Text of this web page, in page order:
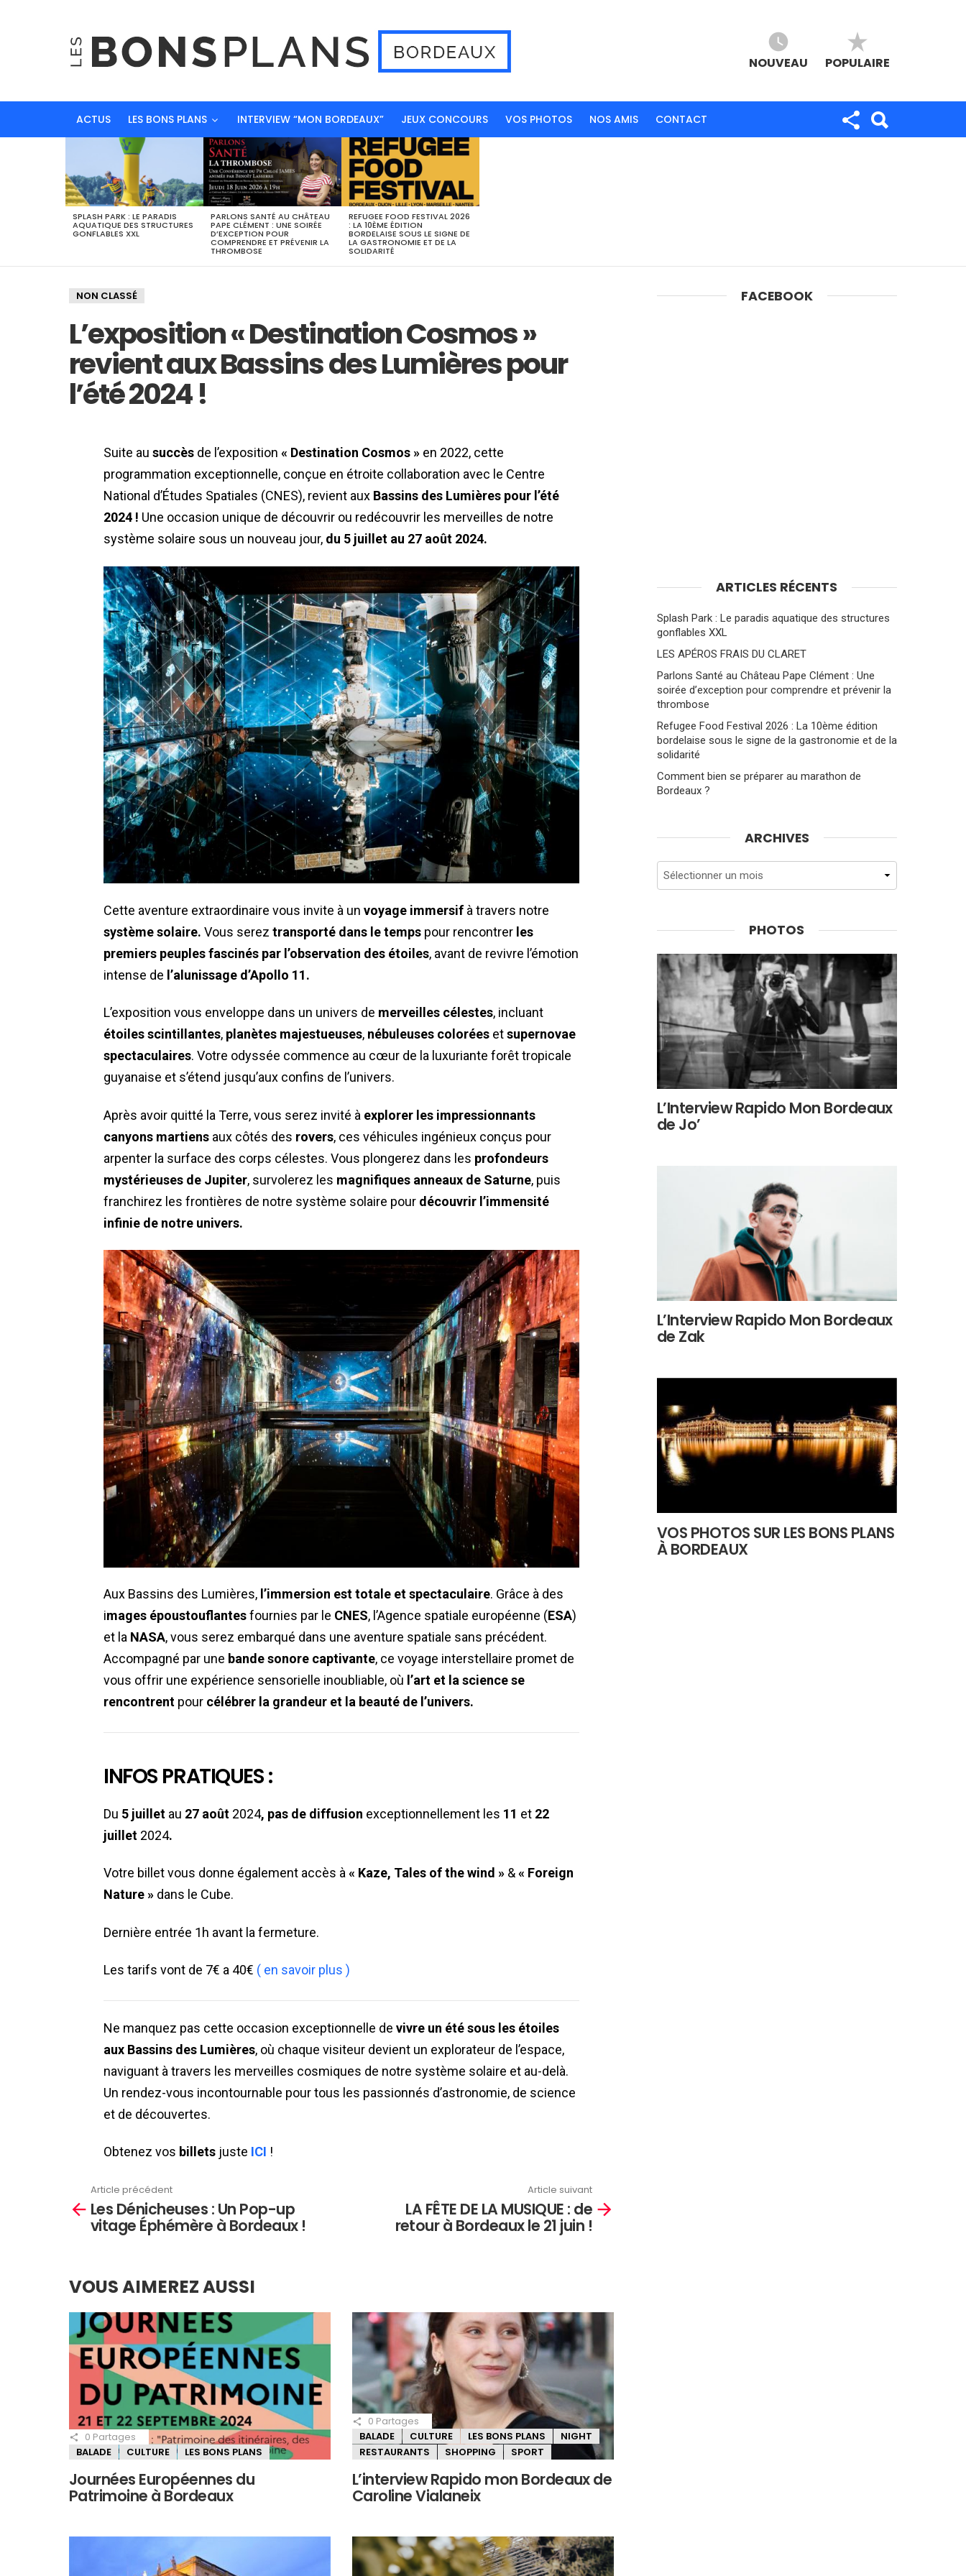
NOUVEAU POPULAIRE
ACTUS LES BONS PLANS INTERVIEW “MON BORDEAUX” JEUX CONCOURS VOS PHOTOS NOS AMIS CONTACT
SPLASH PARK : LE PARADIS
AQUATIQUE DES STRUCTURES
GONFLABLES XXL
PARLONS SANTÉ AU CHÂTEAU
PAPE CLÉMENT : UNE SOIRÉE
D’EXCEPTION POUR
COMPRENDRE ET PRÉVENIR LA
THROMBOSE
REFUGEE FOOD FESTIVAL 2026
: LA 10ÈME ÉDITION
BORDELAISE SOUS LE SIGNE DE
LA GASTRONOMIE ET DE LA
SOLIDARITÉ
NON CLASSÉ
L’exposition « Destination Cosmos »
revient aux Bassins des Lumières pour
l’été 2024 !
Suite au succès de l’exposition « Destination Cosmos » en 2022, cette
programmation exceptionnelle, conçue en étroite collaboration avec le Centre
National d’Études Spatiales (CNES), revient aux Bassins des Lumières pour l’été
2024 ! Une occasion unique de découvrir ou redécouvrir les merveilles de notre
système solaire sous un nouveau jour, du 5 juillet au 27 août 2024.
Cette aventure extraordinaire vous invite à un voyage immersif à travers notre
système solaire. Vous serez transporté dans le temps pour rencontrer les
premiers peuples fascinés par l’observation des étoiles, avant de revivre l’émotion
intense de l’alunissage d’Apollo 11.
L’exposition vous enveloppe dans un univers de merveilles célestes, incluant
étoiles scintillantes, planètes majestueuses, nébuleuses colorées etsupernovae
spectaculaires. Votre odyssée commence au cœur de la luxuriante forêt tropicale
guyanaise et s’étend jusqu’aux confins de l’univers.
Après avoir quitté la Terre, vous serez invité à explorer les impressionnants
canyons martiens aux côtés des rovers, ces véhicules ingénieux conçus pour
arpenter la surface des corps célestes. Vous plongerez dans les profondeurs
mystérieuses de Jupiter, survolerez les magnifiques anneaux de Saturne, puis
franchirez les frontières de notre système solaire pour découvrir l’immensité
infinie de notre univers.
Aux Bassins des Lumières, l’immersion est totale et spectaculaire. Grâce à des
images époustouflantesfournies par le CNES, l’Agence spatiale européenne (ESA)
et la NASA, vous serez embarqué dans une aventure spatiale sans précédent.
Accompagné par une bande sonore captivante, ce voyage interstellaire promet de
vous offrir une expérience sensorielle inoubliable, où l’art et la science se
rencontrent pour célébrer la grandeur et la beauté de l’univers.
INFOS PRATIQUES :
Du 5 juillet au 27 août 2024, pas de diffusion exceptionnellement les 11 et 22
juillet 2024.
Votre billet vous donne également accès à« Kaze, Tales of the wind » &« Foreign
Nature » dans le Cube.
Dernière entrée 1h avant la fermeture.
Les tarifs vont de 7€ a 40€ ( en savoir plus )
Ne manquez pas cette occasion exceptionnelle de vivre un été sous les étoiles
aux Bassins des Lumières, où chaque visiteur devient un explorateur de l’espace,
naviguant à travers les merveilles cosmiques de notre système solaire et au-delà.
Un rendez-vous incontournable pour tous les passionnés d’astronomie, de science
et de découvertes.
Obtenez vos billets juste ICI !
savoir
Article précédent
Les Dénicheuses : Un Pop-up
vitage Éphémère à Bordeaux !
Article suivant
LA FÊTE DE LA MUSIQUE : de
retour à Bordeaux le 21 juin !
VOUS AIMEREZ AUSSI
0 Partages
BALADE
CULTURE LES BONS PLANS
Journées Européennes du
Patrimoine à Bordeaux
0 Partages
BALADE
CULTURE LES BONS PLANS
NIGHT
RESTAURANTS
SHOPPING SPORT
L’interview Rapido mon Bordeaux de
Caroline Vialaneix
FACEBOOK
ARTICLES RÉCENTS
Splash Park : Le paradis aquatique des structures
gonflables XXL
LES APÉROS FRAIS DU CLARET
Parlons Santé au Château Pape Clément : Une
soirée d’exception pour comprendre et prévenir la
thrombose
Refugee Food Festival 2026 : La 10ème édition
bordelaise sous le signe de la gastronomie et de la
solidarité
Comment bien se préparer au marathon de
Bordeaux ?
ARCHIVES
Archives
PHOTOS
L’Interview Rapido Mon Bordeaux
de Jo’
L’Interview Rapido Mon Bordeaux
de Zak
VOS PHOTOS SUR LES BONS PLANS
À BORDEAUX